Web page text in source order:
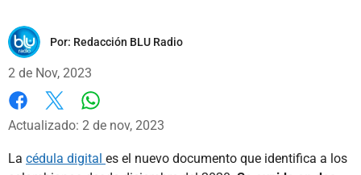
Por: Redacción BLU Radio
2 de Nov, 2023
Facebook
X
Actualizado: 2 de nov, 2023
La cédula digital es el nuevo documento que identifica a los